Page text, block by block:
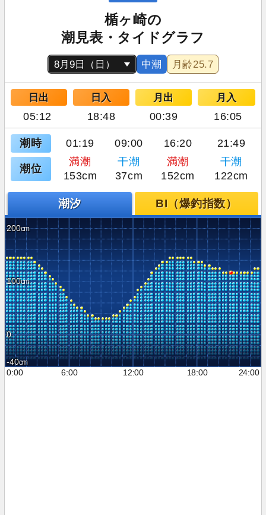
楯ヶ崎の
潮見表・タイドグラフ
中潮 月齢25.7
日出 日入 月出 月入
05:12 18:48 00:39 16:05
潮時 01:19 09:00 16:20 21:49
潮位
満潮 干潮 満潮
干潮
153cm
37cm 152cm 122cm
潮汐 BI（爆釣指数）
200
100
0
-40
0:00
6:00 12:00 18:00 24:00